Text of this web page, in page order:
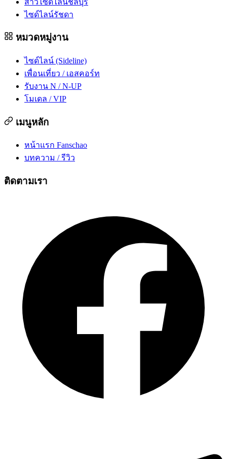
ไซด์ไลน์รัชดา
หมวดหมู่งาน
ไซด์ไลน์ (Sideline)
เพื่อนเที่ยว / เอสคอร์ท
รับงาน N / N-UP
โมเดล / VIP
เมนูหลัก
หน้าแรก Fanschao
บทความ / รีวิว
ติดตามเรา